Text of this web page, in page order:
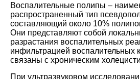
Воспалительные полипы –
распространенный тип
составляющий около 10%
Они представляют собой
разрастания воспалительных
инфильтрацией воспалительных
связаны с хроническим
При ультразвуковом